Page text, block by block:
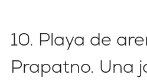
10. Playa de
Prapatno. Una